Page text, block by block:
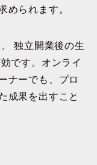
められます。
独立開業後の生
です。オンライ
ナーでも、プロ
成果を出すこと